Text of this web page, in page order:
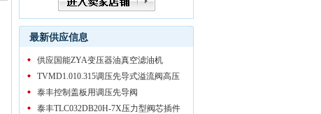
最新供应信息
供应国能ZYA变压器油真空滤油机
TVMD1.010.315调压先导式溢流阀高压
泰丰控制盖板用调压先导阀
泰丰TLC032DB20H-7X压力型阀芯插件